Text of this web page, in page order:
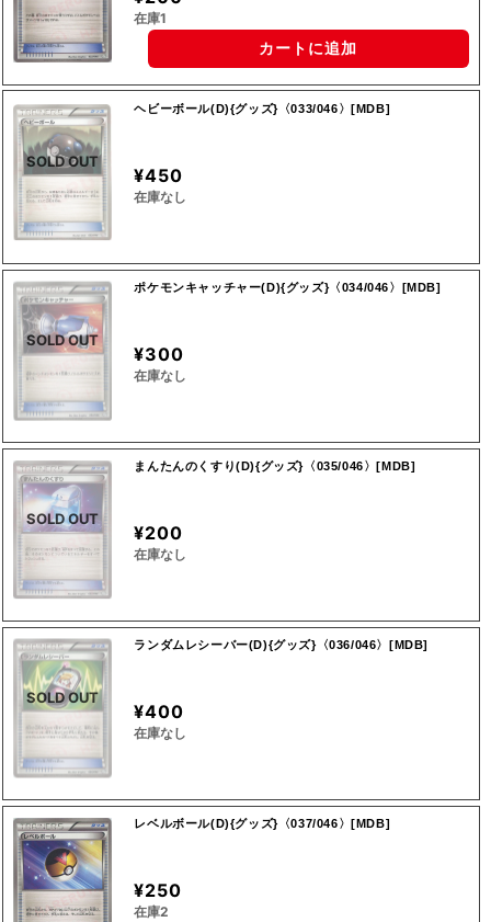
在庫1
カートに追加
SOLD OUT
ヘビーボール(D){グッズ}〈033/046〉[MDB]
¥450
在庫なし
SOLD OUT
ポケモンキャッチャー(D){グッズ}〈034/046〉[MDB]
¥300
在庫なし
SOLD OUT
まんたんのくすり(D){グッズ}〈035/046〉[MDB]
¥200
在庫なし
SOLD OUT
ランダムレシーバー(D){グッズ}〈036/046〉[MDB]
¥400
在庫なし
レベルボール(D){グッズ}〈037/046〉[MDB]
¥250
在庫2